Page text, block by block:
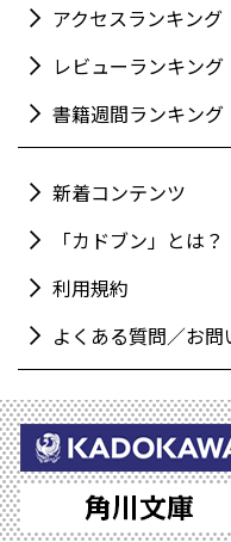
アクセスランキング
レビューランキング
書籍週間ランキング
新着コンテンツ
「カドブン」とは？
利用規約
よくある質問／お問